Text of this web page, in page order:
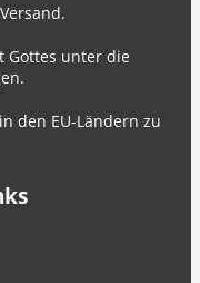
Gottes unter die
den EU-Ländern zu